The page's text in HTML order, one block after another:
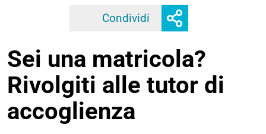
Condividi Facebook
opzioni
di
condivisione
Sei una matricola?
Rivolgiti alle tutor di
accoglienza